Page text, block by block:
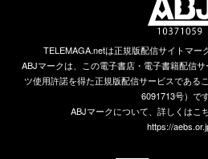
TELEMAGA.netは正規版配信サイトマー
ABJマークは、この電子書店・電子書籍配信
ツ使用許諾を得た正規版配信サービスである
6091713号）です
ABJマークについて、詳しくはこ
https://